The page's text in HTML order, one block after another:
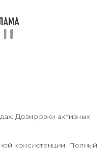
Дозировки активных
консистенции. Полный